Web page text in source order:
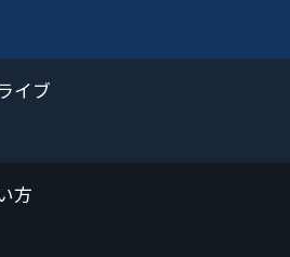
イブ
方